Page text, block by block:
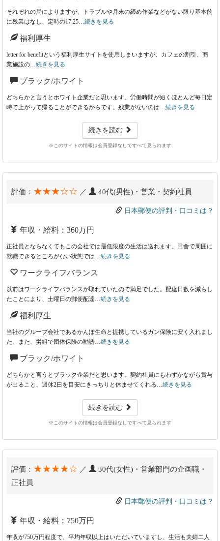
それぞれの局によりますが、トラブルや月末の締め作業などがない限り基本的
に残業はなし、定時の17:25… 続きを見る
福利厚生
letter for benefitという福利厚生サイトを使用しまいますが、カフェの割引、商
業施設の… 続きを見る
ブラック/ホワイト
どちらかと言うとホワイト企業だと思います。労働時間が短くほとんど毎日定
時で上がって帰ることができるからです。残業がないのは… 続きを見る
続きを読む
※このサイトの情報は会員登録なしですべて見られます
評価： ★★★☆☆ ／ 40代(男性)・営業・契約社員
日本郵便の評判・口コミは？
年収・給料：360万円
正社員とならなくてもこの会社では最低限度の生活は送れます。田舎で周囲に
就職できるところがない状態では… 続きを見る
ワークライフバランス
以前はワークライフバランスが取れていたので満足でした。配達日数を減らし
たことにより、土曜日の郵便配達… 続きを見る
福利厚生
当社のグループ会社であるかんぽ生命と提携しているガン保険に安く入れまし
た。また、労組で団体保険の勧誘… 続きを見る
ブラック/ホワイト
どちらかと言うとブラック企業だと思います。契約社員にもわずかながら賞与
が出ること、週休2日を目安にきっちりと休ませてくれる… 続きを見る
続きを読む
※このサイトの情報は会員登録なしですべて見られます
評価： ★★★★☆ ／
30代(女性)・営業部門の企画職・
正社員
日本郵便の評判・口コミは？
年収・給料：750万円
年収が750万円程度で、平均年収以上はいただいていますし、生活も夫婦二人